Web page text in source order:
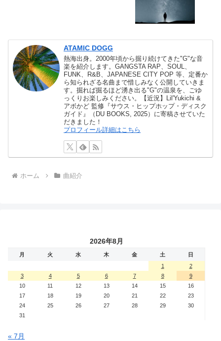
ATAMIC DOGG
熱海出身。2000年頃から掘り続けてきた"G"な音
楽を紹介します。GANGSTA RAP、SOUL、
FUNK、R&B、JAPANESE CITY POP 等、定番か
ら知られざる名曲まで惜しみなく公開していきま
す。掘れば掘るほど湧き出る"G"の温泉を、ごゆ
っくりお楽しみください。【近況】Lil'Yukichi &
アボかど 監修『サウス・ヒップホップ・ディスク
ガイド』（DU BOOKS, 2025）に寄稿させていた
だきました！
プロフィール詳細はこちら
ホーム 曲紹介
2026年8月
月 火 水 木 金 土
日
1
2
3
4 5 6 7 8
9
10
11 12 13 14 15
16
17
18 19 20 21 22
23
24
25 26 27 28 29
30
31
« 7月